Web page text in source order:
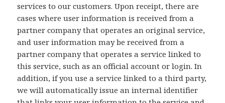
services to our customers. Upon receipt, there are
cases where user information is received from a
partner company that operates an original service,
and user information may be received from a
partner company that operates a service linked to
this service, such as an official account or login. In
addition, if you use a service linked to a third party,
we will automatically issue an internal identifier